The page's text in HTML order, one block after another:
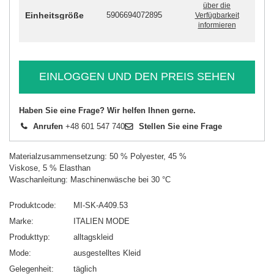
Einheitsgröße 5906694072895
über die
Verfügbarkeit
informieren
EINLOGGEN UND DEN PREIS SEHEN
Haben Sie eine Frage? Wir helfen Ihnen gerne.
Anrufen +48 601 547 740 Stellen Sie eine Frage
Materialzusammensetzung: 50 % Polyester, 45 %
Viskose, 5 % Elasthan
Waschanleitung: Maschinenwäsche bei 30 °C
Produktcode
MI-SK-A409.53
Marke
ITALIEN MODE
Produkttyp
alltagskleid
Mode
ausgestelltes Kleid
Gelegenheit
täglich